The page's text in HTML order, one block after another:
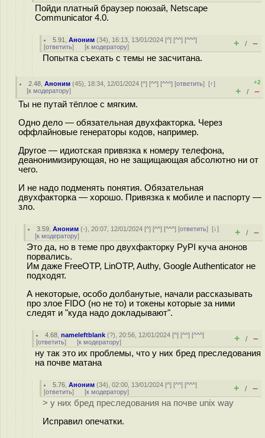
Пойди платный браузер поюзай, Netscape
Communicator 4.0.
5.91 ,Аноним (34), 16:13, 13/01/2024 [^] [^^] [^^^]
[ответить] [к модератору] + / –
Попытка съехать с темы не засчитана.
2.48 ,Аноним (45), 18:34, 12/01/2024 [^] [^^] [^^^] [ответить][↑]
[к модератору]
+2
+ / –
Ты не путай тёплое с мягким.
Одно дело — обязательная двухфакторка. Через
оффлайновые генераторы кодов, например.
Другое — идиотская привязка к номеру телефона,
деанонимизирующая, но не защищающая абсолютно ни от
чего.
И не надо подменять понятия. Обязательная
двухфакторка — хорошо. Привязка к мобиле и паспорту —
зло.
3.59 ,Аноним (-), 20:07, 12/01/2024 [^] [^^] [^^^] [ответить][↓]
[к модератору] + / –
Это да, но в теме про двухфакторку PyPI куча анонов
порвались.
Им даже FreeOTP, LinOTP, Authy, Google Authenticator не
подходят.
А некоторые, особо долбанутые, начали рассказывать
про злое FIDO (но не то) и токены которые за ними
следят и "куда надо докладывают".
4.68 ,nameleftblank (?), 20:56, 12/01/2024 [^] [^^] [^^^]
[ответить] [к модератору] + / –
ну так это их проблемы, что у них бред преследования
на почве матана
5.76 ,Аноним (34), 02:00, 13/01/2024 [^] [^^] [^^^]
[ответить] [к модератору] + / –
> у них бред преследования на почве unix way
Исправил опечатки.